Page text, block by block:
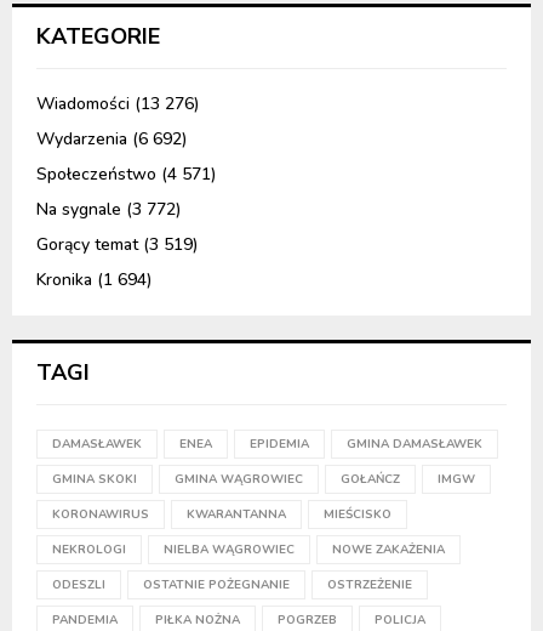
KATEGORIE
Wiadomości (13 276)
Wydarzenia (6 692)
Społeczeństwo (4 571)
Na sygnale (3 772)
Gorący temat(3 519)
Kronika (1 694)
TAGI
DAMASŁAWEK ENEA EPIDEMIA GMINA DAMASŁAWEK
GMINA SKOKI GMINA WĄGROWIEC GOŁAŃCZ IMGW
KORONAWIRUS KWARANTANNA MIEŚCISKO
NEKROLOGI NIELBA WĄGROWIEC NOWE ZAKAŻENIA
ODESZLI OSTATNIE POŻEGNANIE OSTRZEŻENIE
PANDEMIA PIŁKA NOŻNA POGRZEB POLICJA